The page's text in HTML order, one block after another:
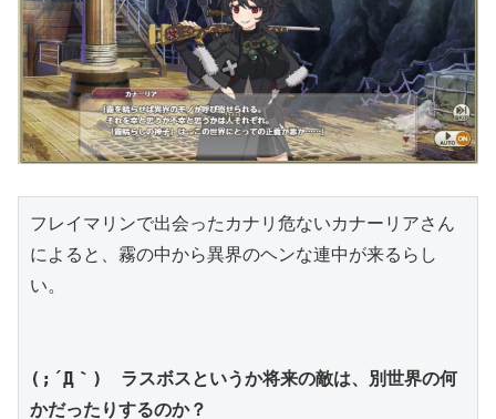
フレイマリンで出会ったカナリ危ないカナーリアさん
によると、霧の中から異界のヘンな連中が来るらし
い。
(;´Д｀)　ラスボスというか将来の敵は、別世界の何
かだったりするのか？